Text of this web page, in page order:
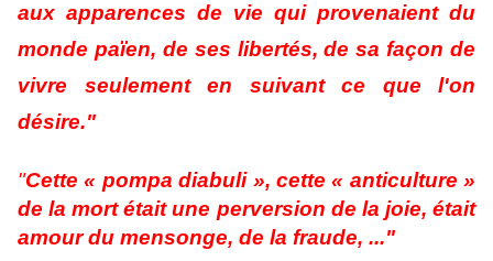
aux apparences de vie qui provenaient du
monde païen, de ses libertés, de sa façon de
vivre seulement en suivant ce que l'on
désire."
"Cette « pompa diabuli », cette « anticulture »
de la mort était une perversion de la joie, était
amour du mensonge, de la fraude, ..."